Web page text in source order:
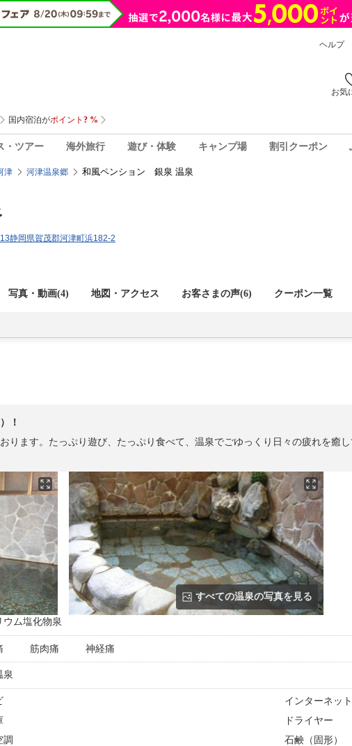
ヘルプ
お気
・ツアー 海外旅行 遊び・体験 キャンプ場 割引クーポン
津 河津温泉郷 和風ペンション 銀泉 温泉
静岡県賀茂郡河津町浜182-2
写真・動画(4) 地図・アクセス お客さまの声(6) クーポン一覧
！
ります。たっぷり遊び、たっぷり食べて、温泉でごゆっくり日々の疲れを癒し
すべての温泉の写真を見る
ウム塩化物泉
筋肉痛 神経痛
泉
インターネッ
ドライヤー
調
石鹸（固形）